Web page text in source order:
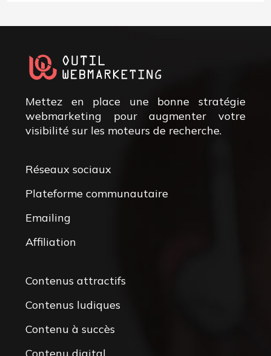
Mettez en place une bonne stratégie
webmarketing pour augmenter votre
visibilité sur les moteurs de recherche.
Réseaux sociaux
Plateforme communautaire
Emailing
Affiliation
Contenus attractifs
Contenus ludiques
Contenu à succès
Contenu digital